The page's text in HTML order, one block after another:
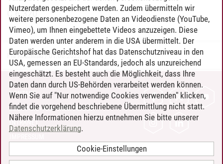
C 6.320
Pia Rudzinski/01.06.2022
KONTAKT
LEUPHANA ALS ARBEITGEBER
INTRANET
Nutzerdaten gespeichert werden. Zudem übermitteln wir
weitere personenbezogene Daten an Videodienste (YouTube,
Vimeo), um Ihnen eingebettete Videos anzuzeigen. Diese
Daten werden unter anderem in die USA übermittelt. Der
Europäische Gerichtshof hat das Datenschutzniveau in den
USA, gemessen an EU-Standards, jedoch als unzureichend
eingeschätzt. Es besteht auch die Möglichkeit, dass Ihre
Daten dann durch US-Behörden verarbeitet werden können.
Wenn Sie auf "Nur notwendige Cookies verwenden" klicken,
findet die vorgehend beschriebene Übermittlung nicht statt.
Nähere Informationen hierzu entnehmen Sie bitte unserer
Datenschutzerklärung.
Cookie-Einstellungen